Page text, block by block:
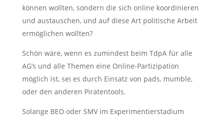
können wollten, sondern die sich online koordinieren
und austauschen, und auf diese Art politische Arbeit
ermöglichen wollten?
Schön wäre, wenn es zumindest beim TdpA für alle
AG’s und alle Themen eine Online-Partizipation
möglich ist, sei es durch Einsatz von pads, mumble,
oder den anderen Piratentools.
Solange BEO oder SMV im Experimentierstadium